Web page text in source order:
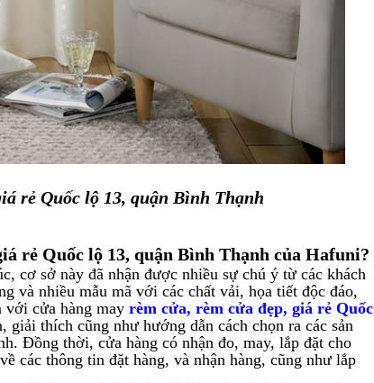
rẻ Quốc lộ 13, quận Bình Thạnh
rẻ Quốc lộ 13, quận Bình Thạnh của Hafuni?
cơ sở này đã nhận được nhiều sự chú ý từ các khách
và nhiều mẫu mã với các chất vải, họa tiết độc đáo,
với cửa hàng may rèm cửa, rèm cửa đẹp, giá rẻ Quốc
thích cũng như hướng dẫn cách chọn ra các sản
Đồng thời, cửa hàng có nhận đo, may, lắp đặt cho
các thông tin đặt hàng, và nhận hàng, cũng như lắp